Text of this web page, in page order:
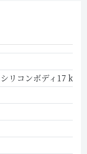
リコンボディ17 kg